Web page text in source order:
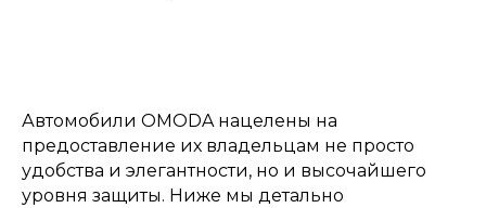
Автомобили OMODA нацелены на
предоставление их владельцам не просто
удобства и элегантности, но и высочайшего
уровня защиты. Ниже мы детально